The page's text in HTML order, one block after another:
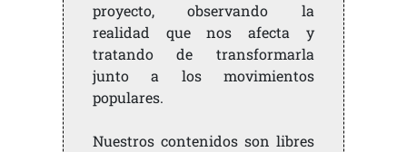
proyecto, observando la
realidad que nos afecta y
tratando de transformarla
junto a los movimientos
populares.
Nuestros contenidos son libres